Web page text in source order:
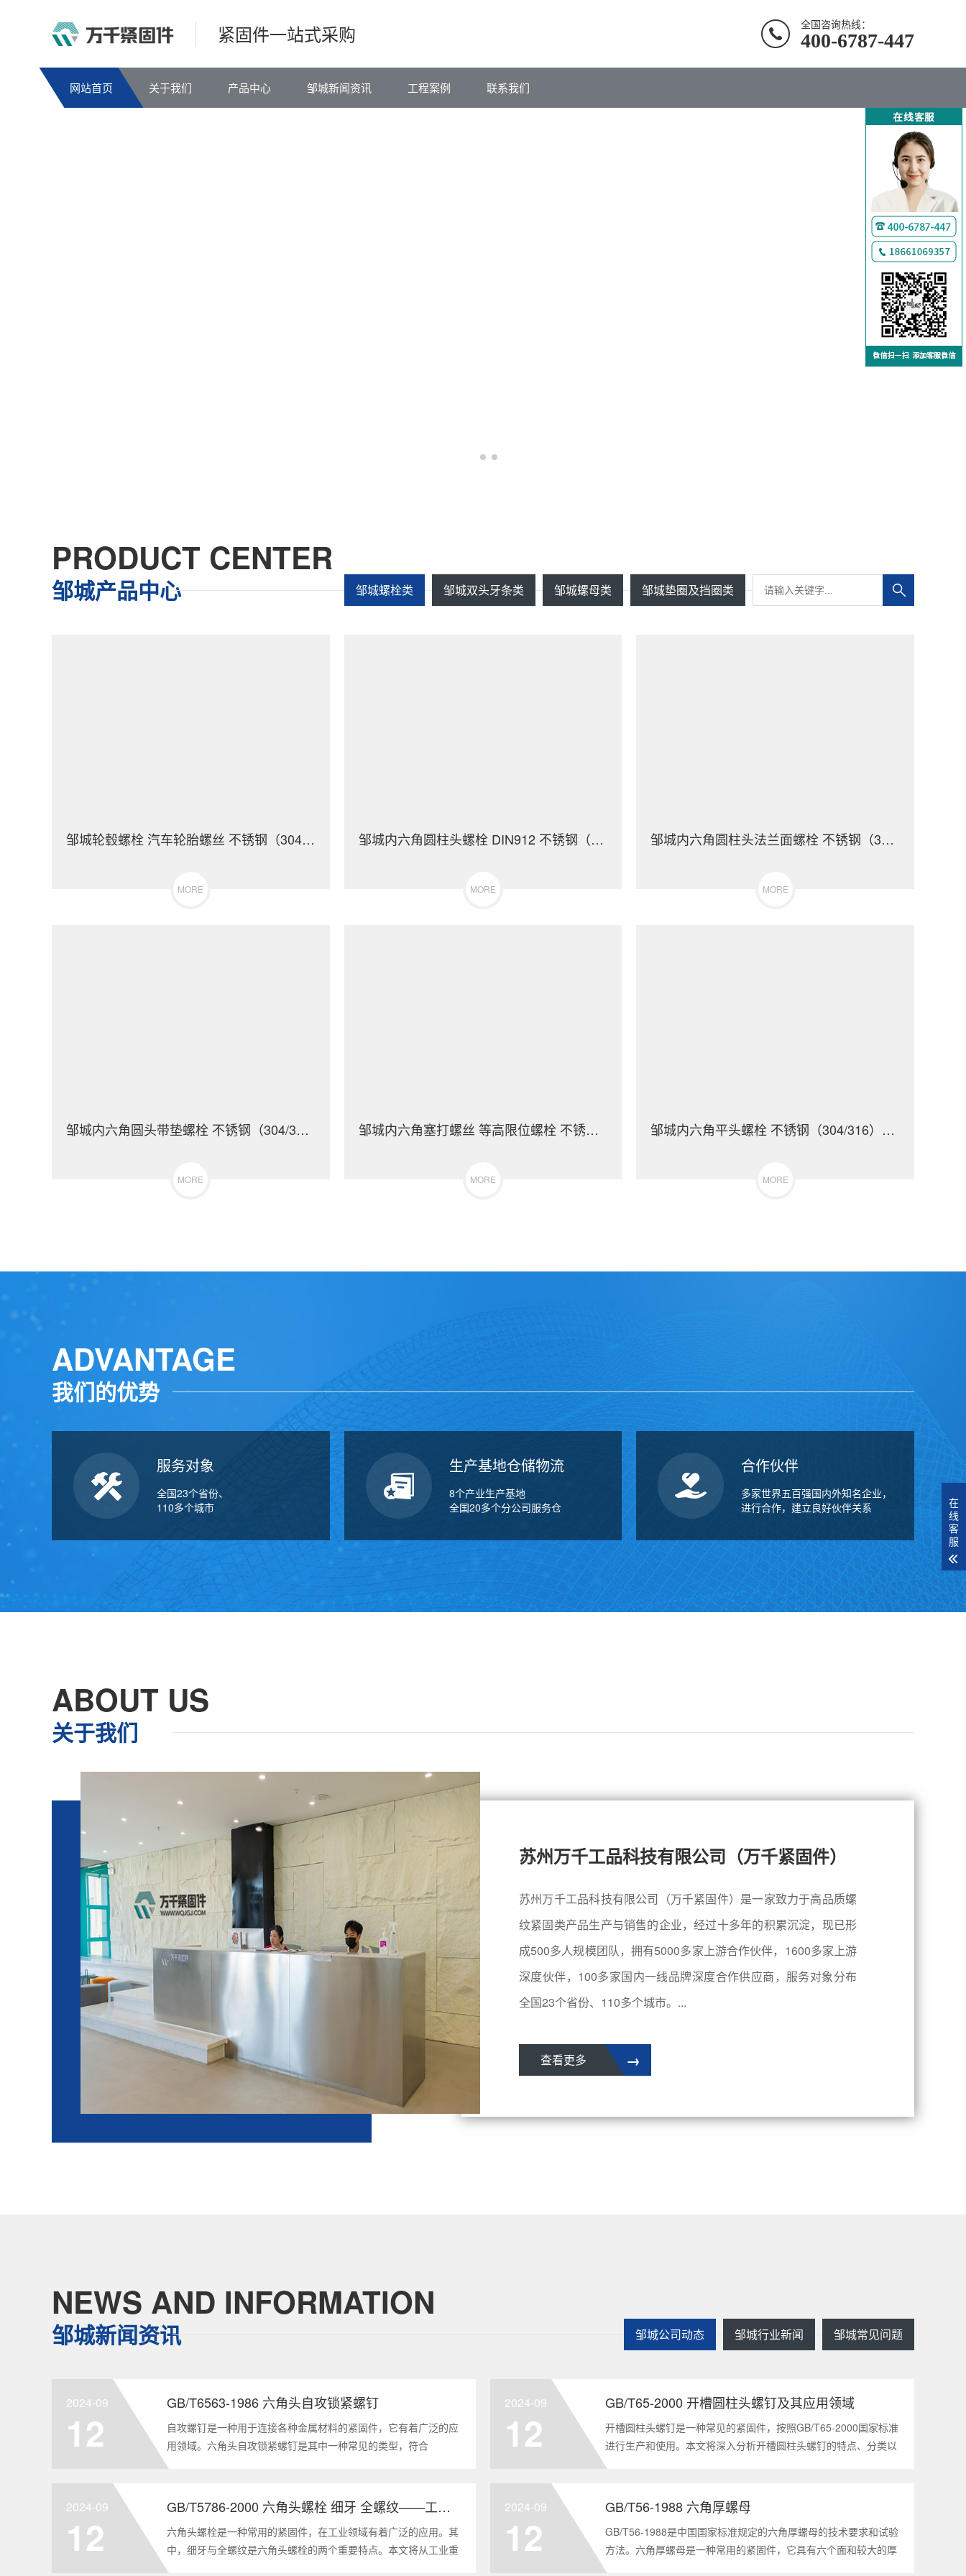
紧固件一站式采购 全国咨询热线：
400-6787-447
网站首页 关于我们 产品中心 邹城新闻资讯 工程案例 联系我们
PRODUCT CENTER
邹城产品中心 邹城螺栓类 邹城双头牙条类 邹城螺母类 邹城垫圈及挡圈类
邹城轮毂螺栓 汽车轮胎螺丝 不锈钢（304/316）碳钢 合金钢
MORE
邹城内六角圆柱头螺栓 DIN912 不锈钢（304/316）碳钢 合金钢
MORE
邹城内六角圆柱头法兰面螺栓 不锈钢（304/316）碳钢 合金钢
MORE
邹城内六角圆头带垫螺栓 不锈钢（304/316）碳钢 合金钢
MORE
邹城内六角塞打螺丝 等高限位螺栓 不锈钢（304/316）碳钢 合金钢
MORE
邹城内六角平头螺栓 不锈钢（304/316）碳钢 合金钢
MORE
ADVANTAGE
我们的优势
服务对象
全国23个省份、
110多个城市
生产基地仓储物流
8个产业生产基地
全国20多个分公司服务仓
合作伙伴
多家世界五百强国内外知名企业，
进行合作，建立良好伙伴关系
ABOUT US
关于我们
苏州万千工品科技有限公司（万千紧固件）
苏州万千工品科技有限公司（万千紧固件）是一家致力于高品质螺
纹紧固类产品生产与销售的企业，经过十多年的积累沉淀，现已形
成500多人规模团队，拥有5000多家上游合作伙伴，1600多家上游
深度伙伴，100多家国内一线品牌深度合作供应商，服务对象分布
全国23个省份、110多个城市。...
→
查看更多
NEWS AND INFORMATION
邹城新闻资讯 邹城公司动态 邹城行业新闻 邹城常见问题
2024-09
12
GB/T6563-1986 六角头自攻锁紧螺钉
自攻螺钉是一种用于连接各种金属材料的紧固件，它有着广泛的应
用领域。六角头自攻锁紧螺钉是其中一种常见的类型，符合
GB/T6563-1986标准。本文将深度分析这种螺钉的特点、应用以及
2024-09
12
GB/T65-2000 开槽圆柱头螺钉及其应用领域
开槽圆柱头螺钉是一种常见的紧固件，按照GB/T65-2000国家标准
进行生产和使用。本文将深入分析开槽圆柱头螺钉的特点、分类以
及应用领域，帮助读者更好地了解和应用该种螺钉。什么是
2024-09
12
GB/T5786-2000 六角头螺栓 细牙 全螺纹——工业重要性和特点
六角头螺栓是一种常用的紧固件，在工业领域有着广泛的应用。其
中，细牙与全螺纹是六角头螺栓的两个重要特点。本文将从工业重
要性和特点两个方面，对GB/T5786-2000标准下的六角头螺栓 细
2024-09
12
GB/T56-1988 六角厚螺母
GB/T56-1988是中国国家标准规定的六角厚螺母的技术要求和试验
方法。六角厚螺母是一种常用的紧固件，它具有六个面和较大的厚
度。它通常用于需要更大的力矩和耐久性的紧固装配。六角厚螺母
在
线
客
服
千
品